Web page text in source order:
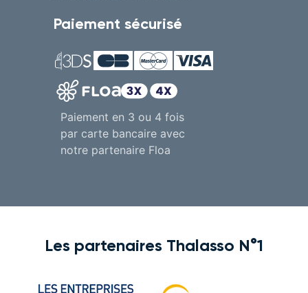
Paiement sécurisé
Paiement en 3 ou 4 fois
par carte bancaire avec
notre partenaire Floa
Les partenaires Thalasso N°1